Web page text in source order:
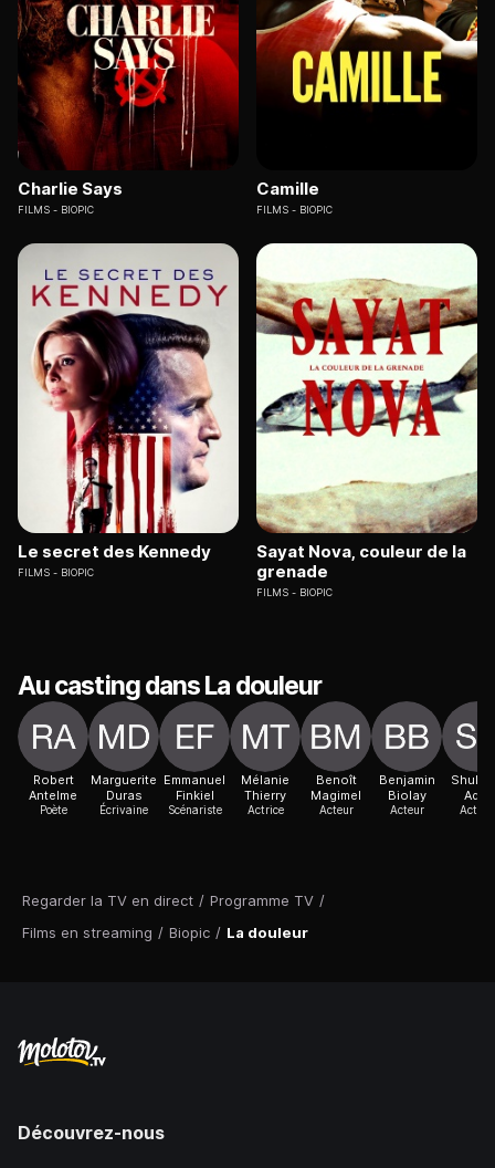
Regarder la TV en direct / Programme TV /
Films en streaming / Biopic / La douleur
Charlie Says
FILMS BIOPIC
Camille
FILMS BIOPIC
Le secret des Kennedy
FILMS BIOPIC
Sayat Nova, couleur de la
grenade
FILMS BIOPIC
Au casting dans La douleur
Robert
Antelme
Poète
Marguerite
Duras
Écrivaine
Emmanuel
Finkiel
Scénariste
Mélanie
Thierry
Actrice
Benoît
Magimel
Acteur
Benjamin
Biolay
Acteur
Adar
Actrice
Découvrez-nous